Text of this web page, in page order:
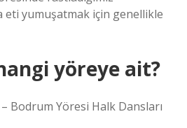
eti yumuşatmak için genellikle
yöreye ait?
Bodrum Yöresi Halk Dansları